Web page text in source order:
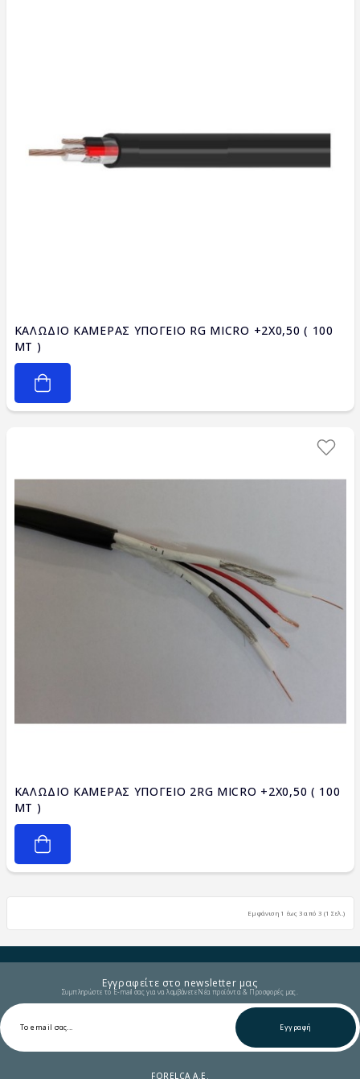
ΚΑΛΩΔΙΟ ΚΑΜΕΡΑΣ ΥΠΟΓΕΙΟ RG MICRO +2X0,50 ( 100
MT )
ΚΑΛΩΔΙΟ ΚΑΜΕΡΑΣ ΥΠΟΓΕΙΟ 2RG MICRO +2X0,50 ( 100
MT )
Εμφάνιση 1 έως 3 από 3 (1 Σελ.)
Εγγραφείτε στο newsletter μας
Συμπληρώστε το E-mail σας για να λαμβάνετε Νέα προϊόντα & Προσφορές μας.
Εγγραφή
FORELCA A.E.